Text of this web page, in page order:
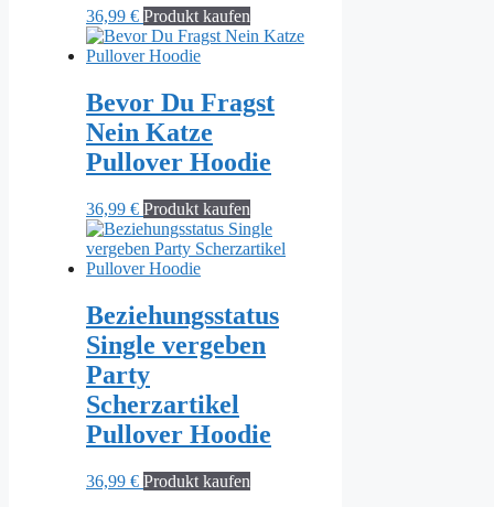
36,99 € Produkt kaufen
Bevor Du Fragst
Nein Katze
Pullover Hoodie
36,99 € Produkt kaufen
Beziehungsstatus
Single vergeben
Party
Scherzartikel
Pullover Hoodie
36,99 € Produkt kaufen